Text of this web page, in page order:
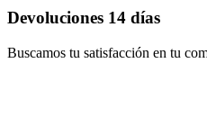
Devoluciones 14 días
Buscamos tu satisfacción en tu